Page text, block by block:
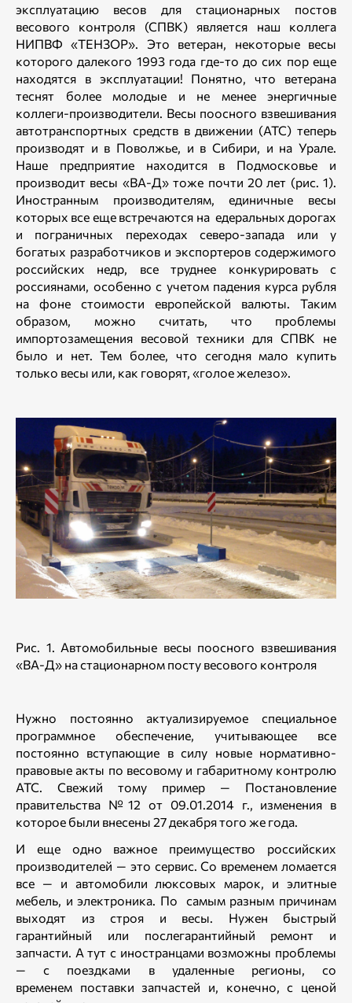
эксплуатацию весов для стационарных постов
весового контроля (СПВК) является наш коллега
НИПВФ «ТЕНЗОР». Это ветеран, некоторые весы
которого далекого 1993 года где-то до сих пор еще
находятся в эксплуатации! Понятно, что ветерана
теснят более молодые и не менее энергичные
коллеги-производители. Весы поосного взвешивания
автотранспортных средств в движении (АТС) теперь
производят и в Поволжье, и в Сибири, и на Урале.
Наше предприятие находится в Подмосковье и
производит весы «ВА-Д» тоже почти 20 лет (рис. 1).
Иностранным производителям, единичные весы
которых все еще встречаются на едеральных дорогах
и пограничных переходах северо-запада или у
богатых разработчиков и экспортеров содержимого
российских недр, все труднее конкурировать с
россиянами, особенно с учетом падения курса рубля
на фоне стоимости европейской валюты. Таким
образом, можно считать, что проблемы
импортозамещения весовой техники для СПВК не
было и нет. Тем более, что сегодня мало купить
только весы или, как говорят, «голое железо».
Рис. 1. Автомобильные весы поосного взвешивания
«ВА-Д» на стационарном посту весового контроля
Нужно постоянно актуализируемое специальное
программное обеспечение, учитывающее все
постоянно вступающие в силу новые нормативно-
правовые акты по весовому и габаритному контролю
АТС. Свежий тому пример — Постановление
правительства №12 от 09.01.2014 г., изменения в
которое были внесены 27 декабря того же года.
И еще одно важное преимущество российских
производителей — это сервис. Со временем ломается
все — и автомобили люксовых марок, и элитные
мебель, и электроника. По самым разным причинам
выходят из строя и весы. Нужен быстрый
гарантийный или послегарантийный ремонт и
запчасти. А тут с иностранцами возможны проблемы
— с поездками в удаленные регионы, со
временем поставки запчастей и, конечно, с ценой